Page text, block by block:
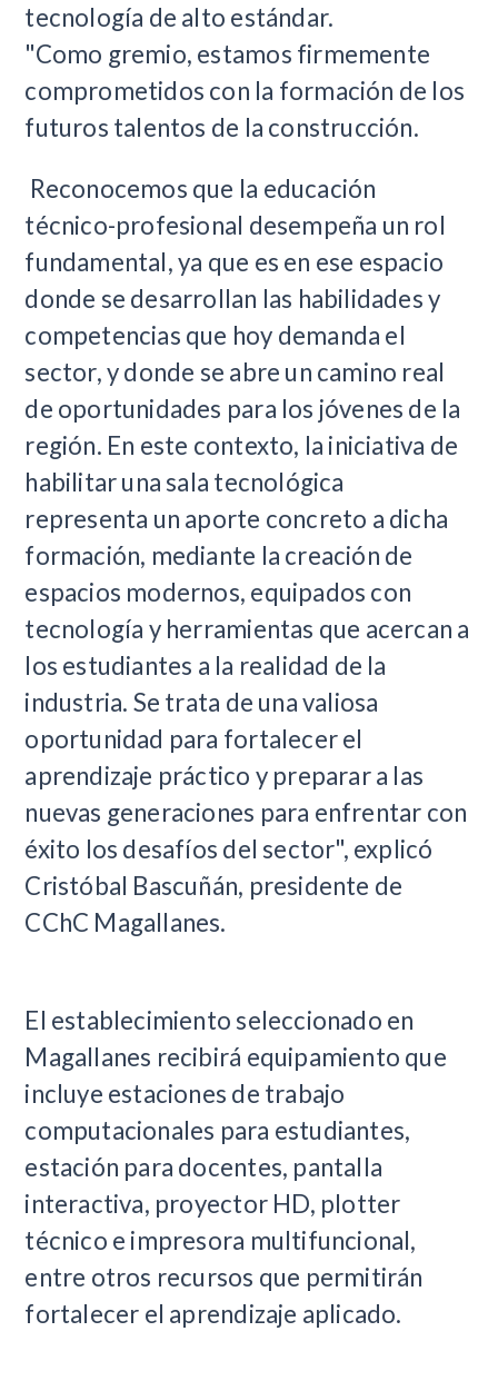
tecnología de alto estándar.
"Como gremio, estamos firmemente
comprometidos con la formación de los
futuros talentos de la construcción.
Reconocemos que la educación
técnico-profesional desempeña un rol
fundamental, ya que es en ese espacio
donde se desarrollan las habilidades y
competencias que hoy demanda el
sector, y donde se abre un camino real
de oportunidades para los jóvenes de la
región. En este contexto, la iniciativa de
habilitar una sala tecnológica
representa un aporte concreto a dicha
formación, mediante la creación de
espacios modernos, equipados con
tecnología y herramientas que acercan a
los estudiantes a la realidad de la
industria. Se trata de una valiosa
oportunidad para fortalecer el
aprendizaje práctico y preparar a las
nuevas generaciones para enfrentar con
éxito los desafíos del sector", explicó
Cristóbal Bascuñán, presidente de
CChC Magallanes.
El establecimiento seleccionado en
Magallanes recibirá equipamiento que
incluye estaciones de trabajo
computacionales para estudiantes,
estación para docentes, pantalla
interactiva, proyector HD, plotter
técnico e impresora multifuncional,
entre otros recursos que permitirán
fortalecer el aprendizaje aplicado.